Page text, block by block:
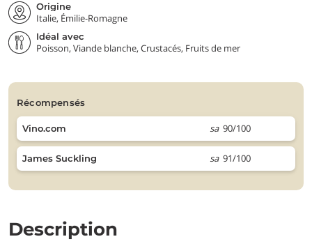
Origine
Italie, Émilie-Romagne
Idéal avec
Poisson, Viande blanche, Crustacés, Fruits de mer
récompensés
Vino.com sa 90/100
James Suckling sa 91/100
Description